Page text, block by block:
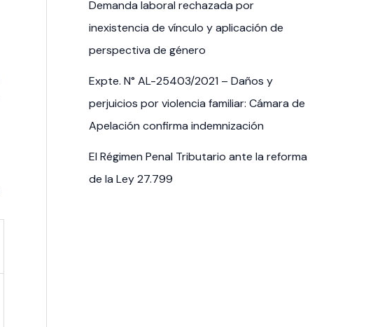
Demanda laboral rechazada por
inexistencia de vínculo y aplicación de
perspectiva de género
Expte. N° AL-25403/2021 – Daños y
perjuicios por violencia familiar: Cámara de
Apelación confirma indemnización
El Régimen Penal Tributario ante la reforma
de la Ley 27.799